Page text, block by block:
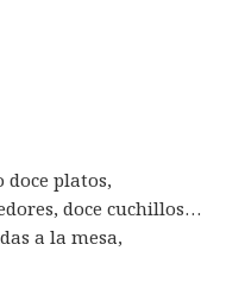
doce platos,
doce cuchillos…
a la mesa,